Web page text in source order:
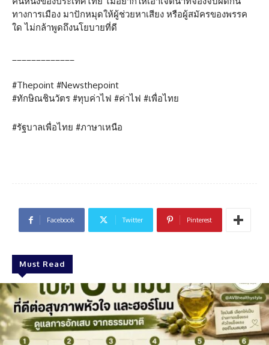
ทางการเมือง มาปักหมุดให้ผู้ช่วยหาเสียง หรือผู้สมัครของพรรค
ใด ไม่กล้าพูดถึงนโยบายที่ดี
#Thepoint #Newsthepoint
#ทักษิณชินวัตร #ทุบค่าไฟ #ค่าไฟ #เพื่อไทย
#รัฐบาลเพื่อไทย #ภาษาเหนือ
Facebook Twitter Pinterest
Must Read